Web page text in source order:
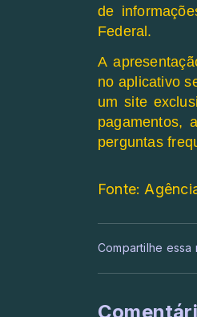
de
Federal.
A
no aplicativo
um site
pagamentos,
perguntas
Fonte:
Compartilhe essa